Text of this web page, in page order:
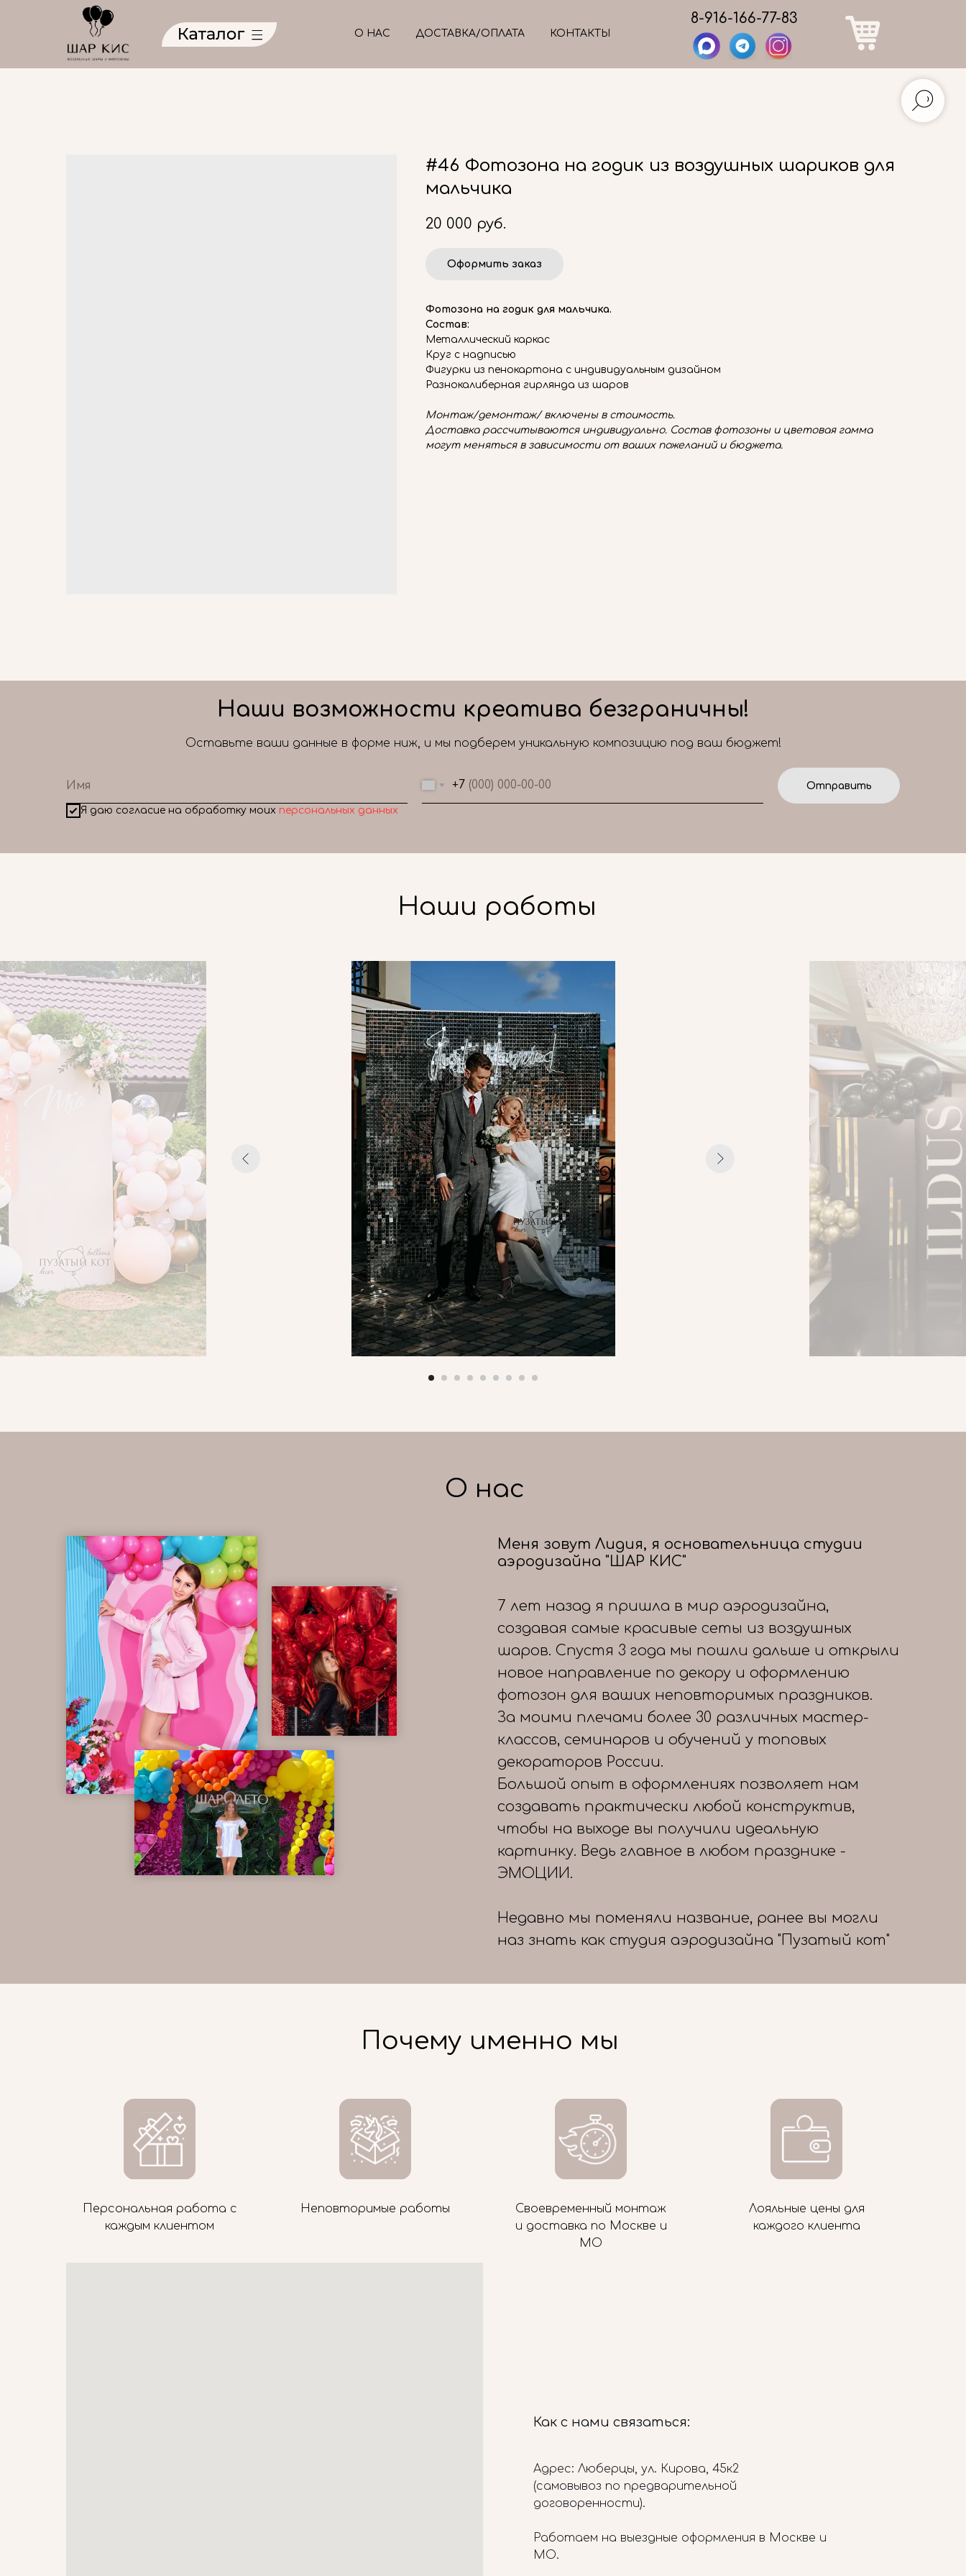
8-916-166-77-83
О НАС ДОСТАВКА/ОПЛАТА КОНТАКТЫ
#46 Фотозона на годик из воздушных шариков для
мальчика
20 000 руб.
Оформить заказ
Фотозона на годик для мальчика.
Состав:
Металлический каркас
Круг с надписью
Фигурки из пенокартона с индивидуальным дизайном
Разнокалиберная гирлянда из шаров
Монтаж/демонтаж/ включены в стоимость.
Доставка рассчитываются индивидуально. Состав фотозоны и цветовая гамма
могут меняться в зависимости от ваших пожеланий и бюджета.
+7
Я даю согласие на обработку моих персональных данных
Отправить
Наши возможности креатива безграничны!
Оставьте ваши данные в форме ниж, и мы подберем уникальную композицию под ваш бюджет!
Наши работы
О нас
Меня зовут Лидия, я основательница студии
аэродизайна "ШАР КИС"
7 лет назад я пришла в мир аэродизайна,
создавая самые красивые сеты из воздушных
шаров. Спустя 3 года мы пошли дальше и открыли
новое направление по декору и оформлению
фотозон для ваших неповторимых праздников.
За моими плечами более 30 различных мастер-
классов, семинаров и обучений у топовых
декораторов России.
Большой опыт в оформлениях позволяет нам
создавать практически любой конструктив,
чтобы на выходе вы получили идеальную
картинку. Ведь главное в любом празднике -
ЭМОЦИИ.
Недавно мы поменяли название, ранее вы могли
наз знать как студия аэродизайна "Пузатый кот"
Почему именно мы
Персональная работа с
каждым клиентом
Неповторимые работы
Своевременный монтаж
и доставка по Москве и
МО
Лояльные цены для
каждого клиента
Как с нами связаться:
Адрес: Люберцы, ул. Кирова, 45к2
(самовывоз по предварительной
договоренности).
Работаем на выездные оформления в Москве и
МО.